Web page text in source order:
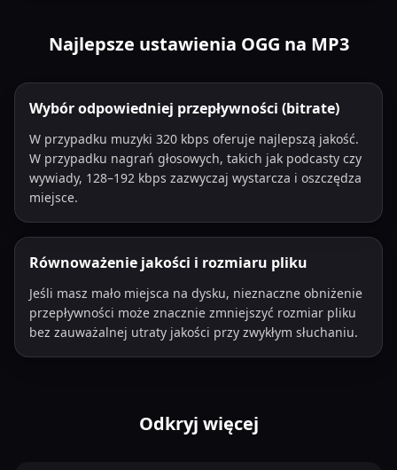
Najlepsze ustawienia OGG na MP3
Wybór odpowiedniej przepływności (bitrate)
W przypadku muzyki 320 kbps oferuje najlepszą jakość.
W przypadku nagrań głosowych, takich jak podcasty czy
wywiady, 128–192 kbps zazwyczaj wystarcza i oszczędza
miejsce.
Równoważenie jakości i rozmiaru pliku
Jeśli masz mało miejsca na dysku, nieznaczne obniżenie
przepływności może znacznie zmniejszyć rozmiar pliku
bez zauważalnej utraty jakości przy zwykłym słuchaniu.
Odkryj więcej